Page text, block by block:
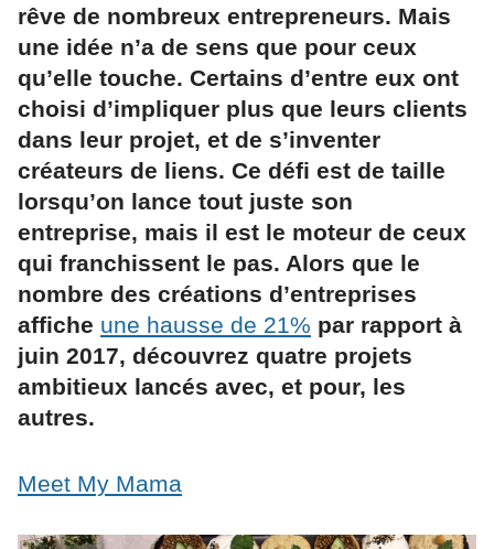
rêve de nombreux entrepreneurs. Mais
une idée n’a de sens que pour ceux
qu’elle touche. Certains d’entre eux ont
choisi d’impliquer plus que leurs clients
dans leur projet, et de s’inventer
créateurs de liens. Ce défi est de taille
lorsqu’on lance tout juste son
entreprise, mais il est le moteur de ceux
qui franchissent le pas. Alors que le
nombre des créations d’entreprises
affiche une hausse de 21% par rapport à
juin 2017, découvrez quatre projets
ambitieux lancés avec, et pour, les
autres.
Meet My Mama